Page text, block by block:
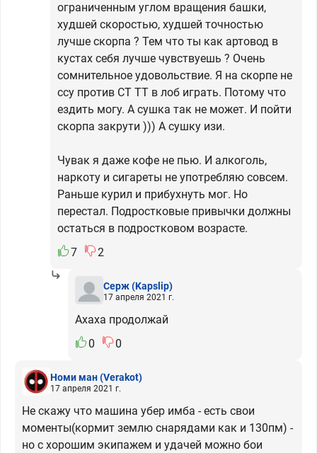
ограниченным углом вращения башки,
худшей скоростью, худшей точностью
лучше скорпа ? Тем что ты как артовод в
кустах себя лучше чувствуешь ? Очень
сомнительное удовольствие. Я на скорпе не
ссу против СТ ТТ в лоб играть. Потому что
ездить могу. А сушка так не может. И пойти
скорпа закрути ))) А сушку изи.
Чувак я даже кофе не пью. И алкоголь,
наркоту и сигареты не употребляю совсем.
Раньше курил и прибухнуть мог. Но
перестал. Подростковые привычки должны
остаться в подростковом возрасте.
7
2
Серж(Kapslip)
17 апреля 2021 г.
Ахаха продолжай
0
0
Номи ман(Verakot)
17 апреля 2021 г.
Не скажу что машина убер имба - есть свои
моменты(кормит землю снарядами как и 130пм) -
но с хорошим экипажем и удачей можно бои